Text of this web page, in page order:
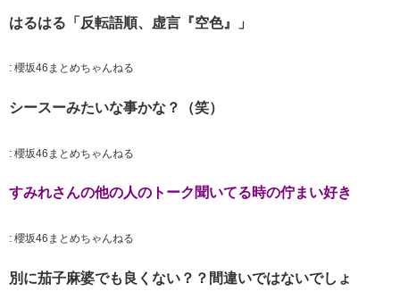
はるはる「反転語順、虚言『空色』」
: 櫻坂46まとめちゃんねる
シースーみたいな事かな？（笑）
: 櫻坂46まとめちゃんねる
すみれさんの他の人のトーク聞いてる時の佇まい好き
: 櫻坂46まとめちゃんねる
別に茄子麻婆でも良くない？？間違いではないでしょ